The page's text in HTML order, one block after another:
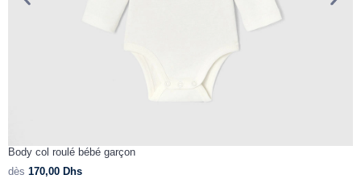
Body col roulé bébé garçon
dès 170,00 Dhs